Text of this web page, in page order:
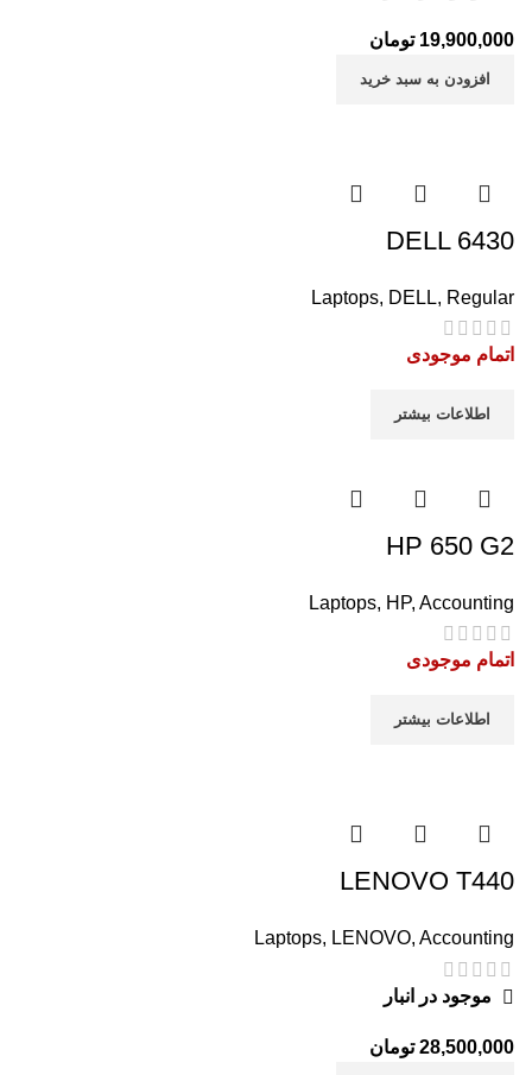
19,900,000 تومان
افزودن به سبد خرید
DELL 6430
Laptops, DELL, Regular
اتمام موجودی
اطلاعات بیشتر
HP 650 G2
Laptops, HP, Accounting
اتمام موجودی
اطلاعات بیشتر
LENOVO T440
Laptops, LENOVO, Accounting
موجود در انبار
28,500,000 تومان